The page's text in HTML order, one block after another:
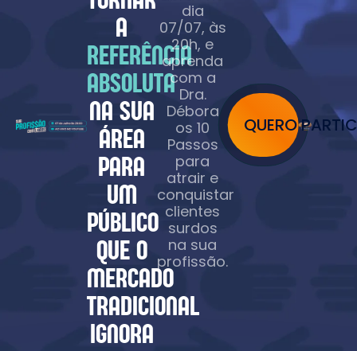
A
REFERÊNCIA
ABSOLUTA
NA SUA
ÁREA
PARA
UM
PÚBLICO
QUE O
MERCADO
TRADICIONAL
IGNORA
dia
07/07, às
20h, e
aprenda
com a
Dra.
Débora
os 10
Passos
para
atrair e
conquistar
clientes
surdos
na sua
profissão.
QUERO